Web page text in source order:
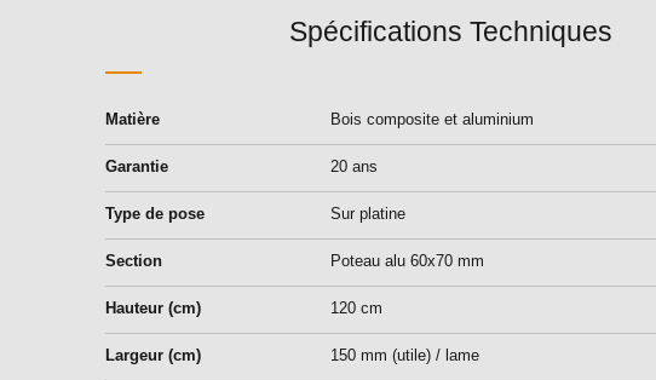
Spécifications Techniques
Matière Bois composite et aluminium
Garantie 20 ans
Type de pose Sur platine
Section Poteau alu 60x70 mm
Hauteur (cm) 120 cm
Largeur (cm) 150 mm (utile) / lame